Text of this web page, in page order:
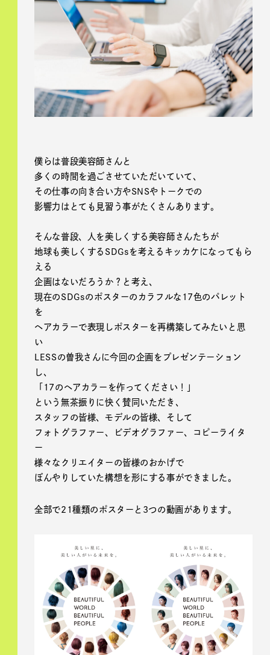
僕らは普段美容師さんと
多くの時間を過ごさせていただいていて、
その仕事の向き合い方やSNSやトークでの
影響力はとても見習う事がたくさんあります。
そんな普段、人を美しくする美容師さんたちが
地球も美しくするSDGsを考えるキッカケになってもら
える
企画はないだろうか？と考え、
現在のSDGsのポスターのカラフルな17色のパレット
を
ヘアカラーで表現しポスターを再構築してみたいと思
い
LESSの曽我さんに今回の企画をプレゼンテーション
し、
「17のヘアカラーを作ってください！」
という無茶振りに快く賛同いただき、
スタッフの皆様、モデルの皆様、そして
フォトグラファー、ビデオグラファー、コピーライタ
ー
様々なクリエイターの皆様のおかげで
ぼんやりしていた構想を形にする事ができました。
全部で21種類のポスターと3つの動画があります。